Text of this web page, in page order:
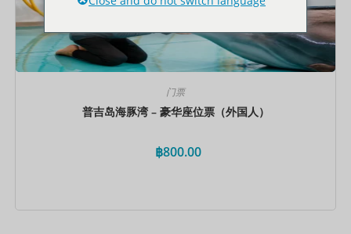
门票
普吉岛海豚湾 – 豪华座位票（外国人）
฿800.00